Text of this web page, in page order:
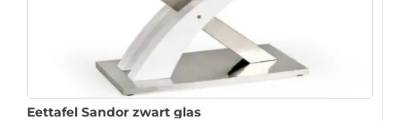
Eettafel Sandor zwart glas